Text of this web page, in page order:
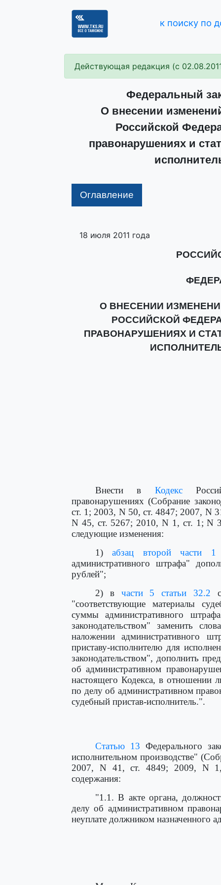
к поиску по
Действующая редакция (с
Федеральный
О внесении
Российской
правонарушениях и
Оглавление
18 июля 2011 года
О ВНЕСЕНИИ
РОССИЙСКОЙ
ПРАВОНАРУШЕНИЯХ И
Внести в Кодекс
правонарушениях (Собрание
ст. 1; 2003, N 50, ст. 4847; 2007, N
N 45, ст. 5267; 2010, N 1, ст. 1; N
следующие изменения:
1)абзац второй части 1
административного штрафа"
рублей";
2) в части 5 статьи 32.2
"соответствующие материалы
суммы административного
законодательством" заменить
наложении административного
приставу-исполнителю для
законодательством", дополнить
об административном
настоящего Кодекса, в отношении
по делу об административном
судебный пристав-исполнитель.".
Статью 13 Федерального
исполнительном производстве"
2007, N 41, ст. 4849; 2009, N 1,
содержания:
"1.1. В акте органа,
делу об административном
неуплате должником назначенного